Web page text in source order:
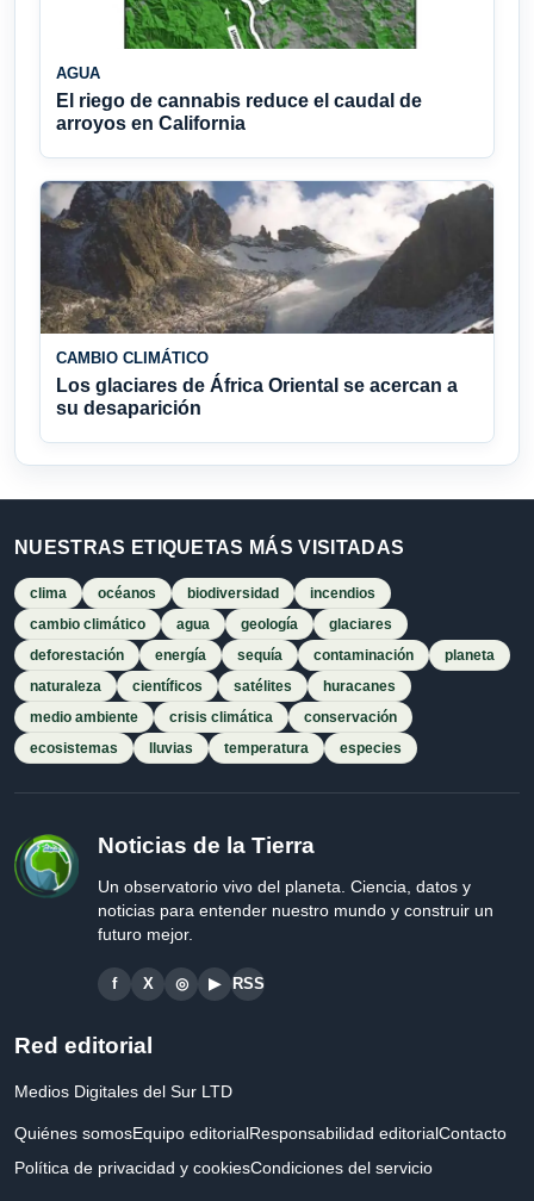
AGUA
El riego de cannabis reduce el caudal de
arroyos en California
CAMBIO CLIMÁTICO
Los glaciares de África Oriental se acercan a
su desaparición
NUESTRAS ETIQUETAS MÁS VISITADAS
clima océanos biodiversidad
incendios
cambio climático
agua geología
glaciares
deforestación
energía sequía contaminación
planeta
naturaleza
científicos satélites
huracanes
medio ambiente
crisis climática
conservación
ecosistemas
lluvias temperatura especies
Noticias de la Tierra
Un observatorio vivo del planeta. Ciencia, datos y
noticias para entender nuestro mundo y construir un
futuro mejor.
f X ◎ ▶ RSS
Red editorial
Medios Digitales del Sur LTD
Quiénes somosEquipo editorialResponsabilidad editorialContacto
Política de privacidad y cookiesCondiciones del servicio